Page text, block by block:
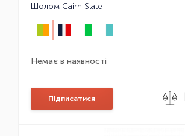
Шолом Cairn Slate
Немає в наявності
Підписатися